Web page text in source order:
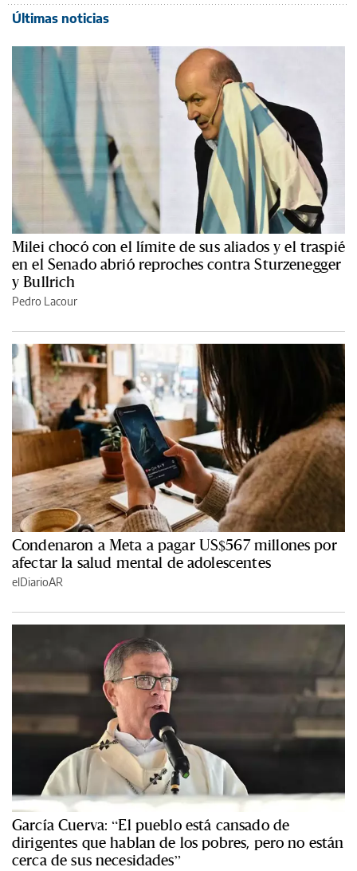
Últimas noticias
Milei chocó con el límite de sus aliados y el traspié
en el Senado abrió reproches contra Sturzenegger
y Bullrich
Pedro Lacour
Condenaron a Meta a pagar US$567 millones por
afectar la salud mental de adolescentes
elDiarioAR
García Cuerva: “El pueblo está cansado de
dirigentes que hablan de los pobres, pero no están
cerca de sus necesidades”